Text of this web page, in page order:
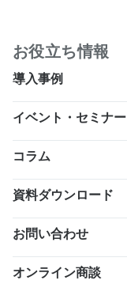
お役立ち情報
導入事例
イベント・セミナー
コラム
資料ダウンロード
お問い合わせ
オンライン商談